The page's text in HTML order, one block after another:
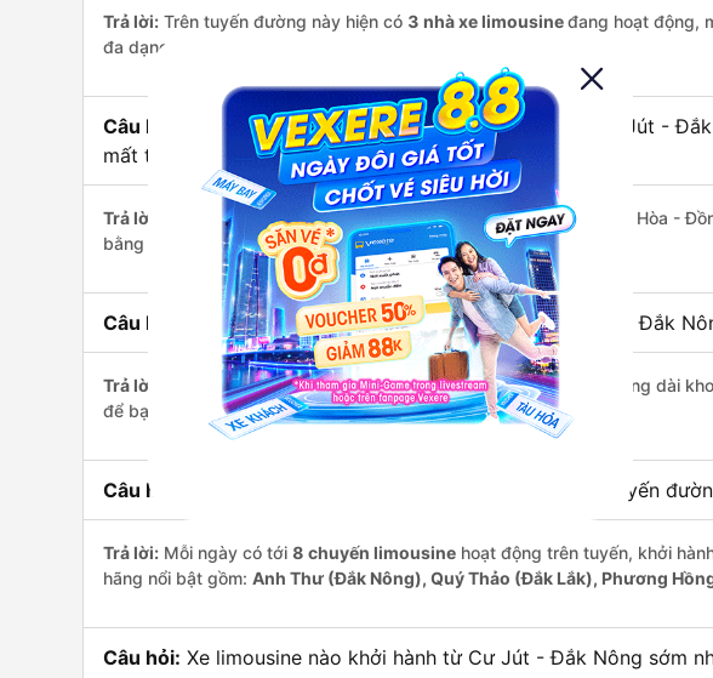
Trả lời: Trên tuyến đường này hiện có 3 nhà xelimousineđang hoạt động,
đa dạng về dịch vụ và mức giá.
Câu hỏi:
Đi xe limousine từ Biên Hòa - Đồng Nai đến Cư Jút -
mất thời gian hơn các loại phương tiện khác hay không?
Trả lời: Trung bình, bạn chỉ mất khoảng8 giờ để di chuyển từ Biên Hòa -
bằng limousine, nếu giao thông thuận lợi.
Câu hỏi: Khoảng cách từ Biên Hòa - Đồng Nai đi Cư Jút - Đắk
Trả lời: Quãng đường từ Biên Hòa - Đồng Nai đến Cư Jút - Đắk Nông dài
để bạn thư giãn trên xe limousine thoải mái.
Câu hỏi: Mỗi ngày có bao nhiêu chuyến limousine trên tuyến
Trả lời: Mỗi ngày có tới 8 chuyến limousine hoạt động trên tuyến, khởi
hãng nổi bật gồm: Anh Thư (Đắk Nông), Quý Thảo (Đắk Lắk), Phương
Câu hỏi: Xe limousine nào khởi hành từ Cư Jút - Đắk Nông sớm